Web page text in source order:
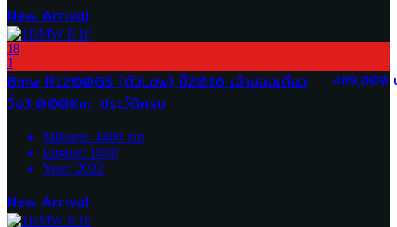
New Arrival
18
1
489,000
Bmw R1200GS (ตัวLow) ปี2016 เจ้าของเดียว
วิ่ง3,000Km. ประวัติครบ
Mileage: 4400 km
Engine: 1800
Year: 2022
New Arrival